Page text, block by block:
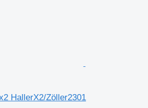
HallerX2/Zöller2301